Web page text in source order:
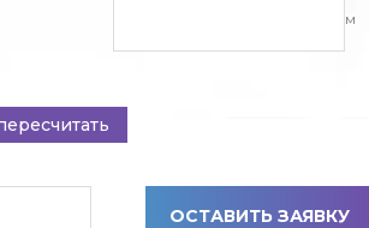
м
ОСТАВИТЬ ЗАЯВКУ